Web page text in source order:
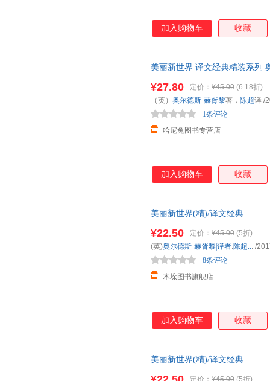
加入购物车 收藏
美丽新世界 译文经典精装系列
¥27.80 定价： ¥45.00 (6.18折)
哈尼兔图书专营店
1条评论
（英） 奥尔德斯·赫胥黎著， 陈超译 /
加入购物车 收藏
美丽新世界(精)/译文经典
¥22.50 定价： ¥45.00 (5折)
木垛图书旗舰店
8条评论
(英)奥尔德斯·赫胥黎|译者:陈超... /
加入购物车 收藏
美丽新世界(精)/译文经典
定价： ¥45.00 (5折)